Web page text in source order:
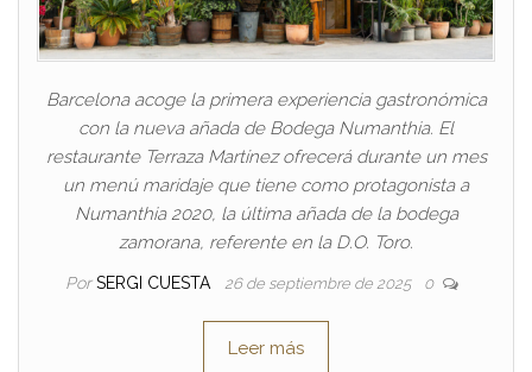
Barcelona acoge la primera experiencia gastronómica
con la nueva añada de Bodega Numanthia. El
restaurante Terraza Martínez ofrecerá durante un mes
un menú maridaje que tiene como protagonista a
Numanthia 2020, la última añada de la bodega
zamorana, referente en la D.O. Toro.
Por SERGI CUESTA 26 de septiembre de 2025 0
Leer más